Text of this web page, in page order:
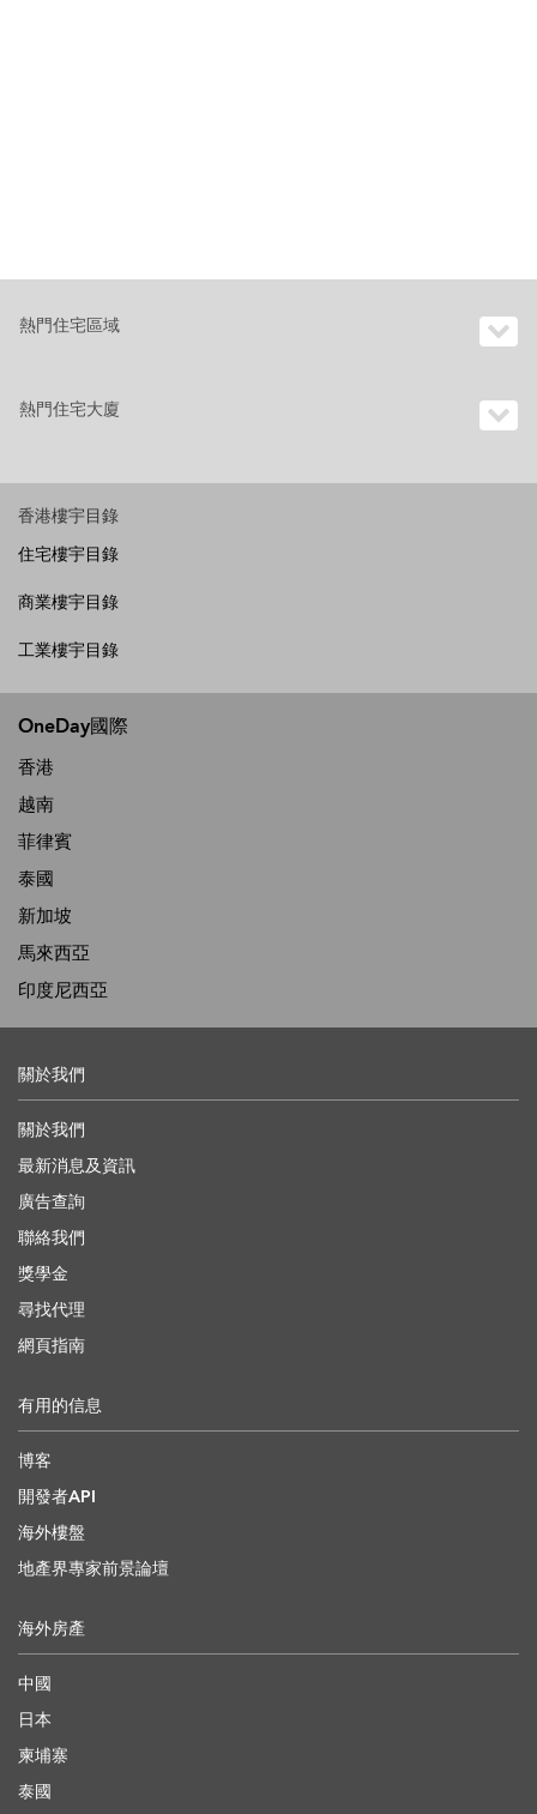
熱門住宅區域
熱門住宅大廈
香港樓宇目錄
住宅樓宇目錄
商業樓宇目錄
工業樓宇目錄
OneDay國際
香港
越南
菲律賓
泰國
新加坡
馬來西亞
印度尼西亞
關於我們
關於我們
最新消息及資訊
廣告查詢
聯絡我們
獎學金
尋找代理
網頁指南
有用的信息
博客
開發者API
海外樓盤
地產界專家前景論壇
海外房產
中國
日本
柬埔寨
泰國